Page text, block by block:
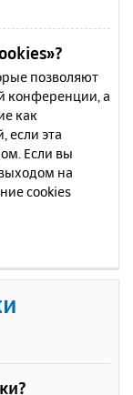
позволяют
конференции, а
как
если эта
Если вы
на
cookies